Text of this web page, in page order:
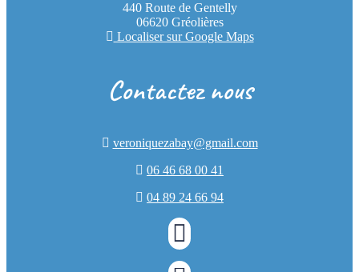
Villa Regain
440 Route de Gentelly
06620 Gréolières
Localiser sur Google Maps
Contactez nous
veroniquezabay@gmail.com
06 46 68 00 41
04 89 24 66 94